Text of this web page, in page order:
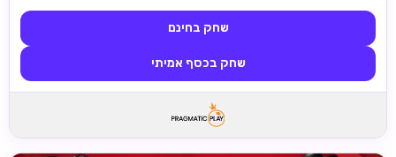
שחק בחינם
שחק בכסף אמיתי